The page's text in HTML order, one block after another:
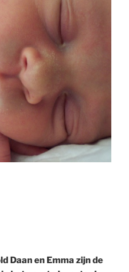
Daan en Emma zijn de